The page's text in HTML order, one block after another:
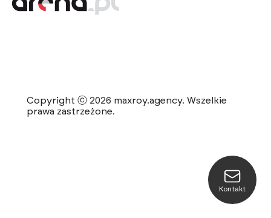
Copyright ⓒ 2026 maxroy.agency. Wszelkie
prawa zastrzeżone.
Kontakt